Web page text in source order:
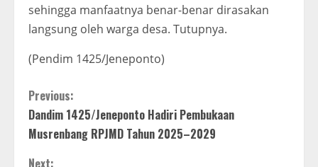
sehingga manfaatnya benar-benar dirasakan
langsung oleh warga desa. Tutupnya.
(Pendim 1425/Jeneponto)
C
o
n
Previous:
Dandim 1425/Jeneponto Hadiri Pembukaan
Musrenbang RPJMD Tahun 2025–2029